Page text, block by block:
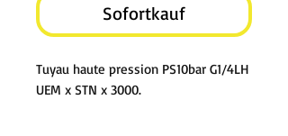
Sofortkauf
Tuyau haute pression PS10bar G1/4LH
UEM x STN x 3000.